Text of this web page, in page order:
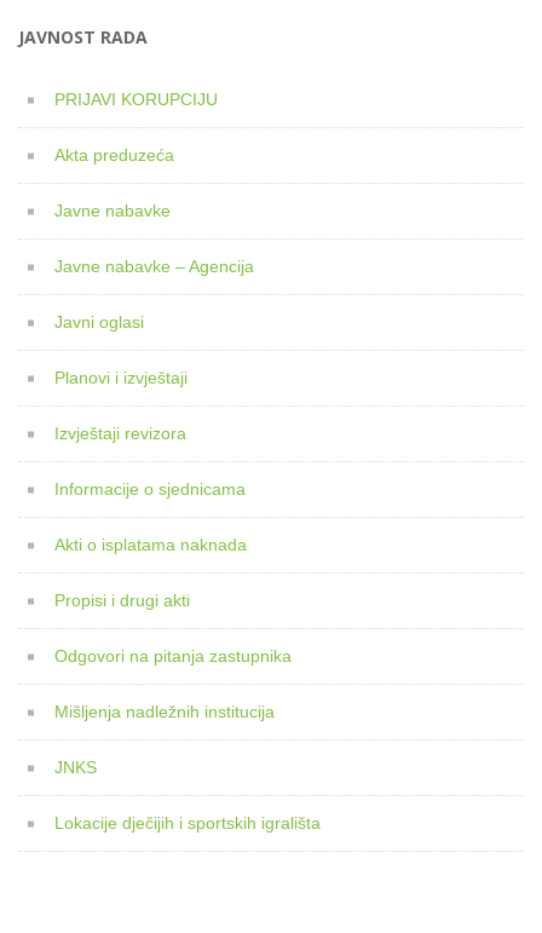
JAVNOST RADA
PRIJAVI KORUPCIJU
Akta preduzeća
Javne nabavke
Javne nabavke – Agencija
Javni oglasi
Planovi i izvještaji
Izvještaji revizora
Informacije o sjednicama
Akti o isplatama naknada
Propisi i drugi akti
Odgovori na pitanja zastupnika
Mišljenja nadležnih institucija
JNKS
Lokacije dječijih i sportskih igrališta